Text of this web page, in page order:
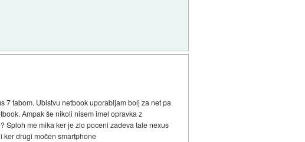
7 tabom. Ubistvu netbook uporabljam bolj za net pa
Ampak še nikoli nisem imel opravka z
Sploh me mika ker je zlo poceni zadeva tale nexus
ker drugi močen smartphone